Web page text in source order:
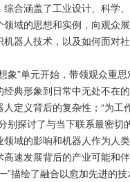
综合涵盖了工业设计、科学
领域的思想和实例，向观众
机器人技术，以及如何面对
象”单元开始，带领观众重思
经典形象到日常中无处不在
定义背后的复杂性；“为工
别探讨了与当下联系最密切
领域的影响和机器人作为人
速发展背后的产业可能和
”描绘了融合以愈加先进的